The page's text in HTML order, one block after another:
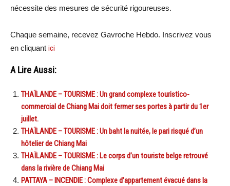
nécessite des mesures de sécurité rigoureuses.
Chaque semaine, recevez Gavroche Hebdo. Inscrivez vous
en cliquant ici
A Lire Aussi:
THAÏLANDE – TOURISME : Un grand complexe touristico-
commercial de Chiang Mai doit fermer ses portes à partir du 1er
juillet.
THAÏLANDE – TOURISME : Un baht la nuitée, le pari risqué d’un
hôtelier de Chiang Mai
THAÏLANDE – TOURISME : Le corps d’un touriste belge retrouvé
dans la rivière de Chiang Mai
PATTAYA – INCENDIE : Complexe d’appartement évacué dans la